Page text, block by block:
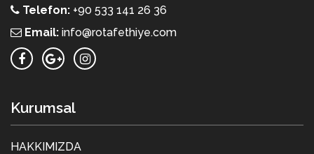
Telefon: +90 533 141 26 36
Email: info@rotafethiye.com
Kurumsal
HAKKIMIZDA